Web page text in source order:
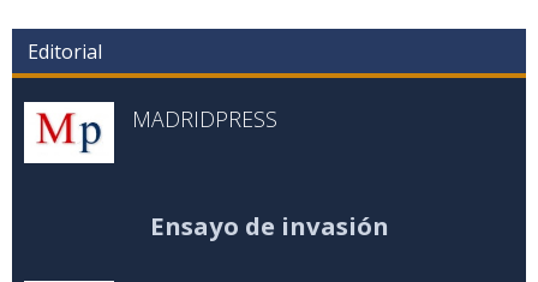
Editorial
MADRIDPRESS
Ensayo de invasión